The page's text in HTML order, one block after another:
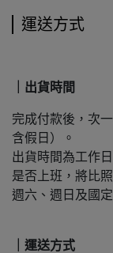
運送方式
｜出貨時間
完成付款後，次
含假日）。
出貨時間為工作
是否上班，將比
週六、週日及國
｜運送方式